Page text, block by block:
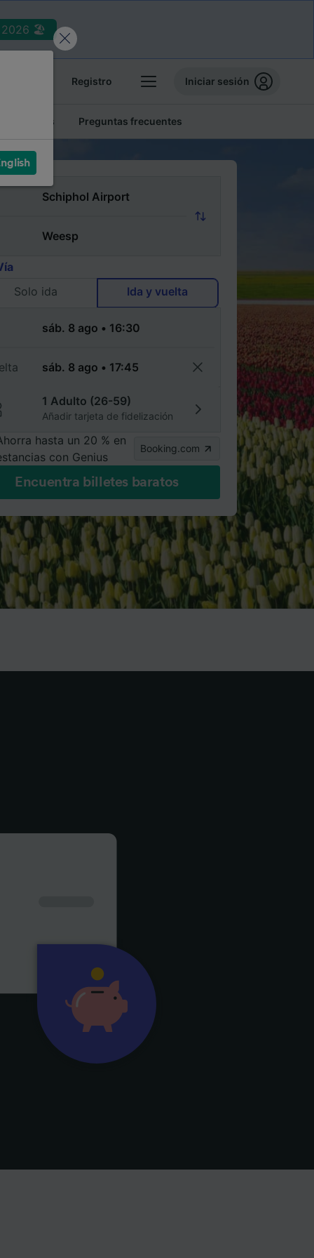
2026 🏖️
Registro Iniciar sesión
baratos Preguntas frecuentes
Solo ida
Ida y vuelta
1 Adulto (26-59)
Añadir tarjeta de fidelización
hasta un 20 % en
con Genius
Booking.com
Encuentra billetes baratos